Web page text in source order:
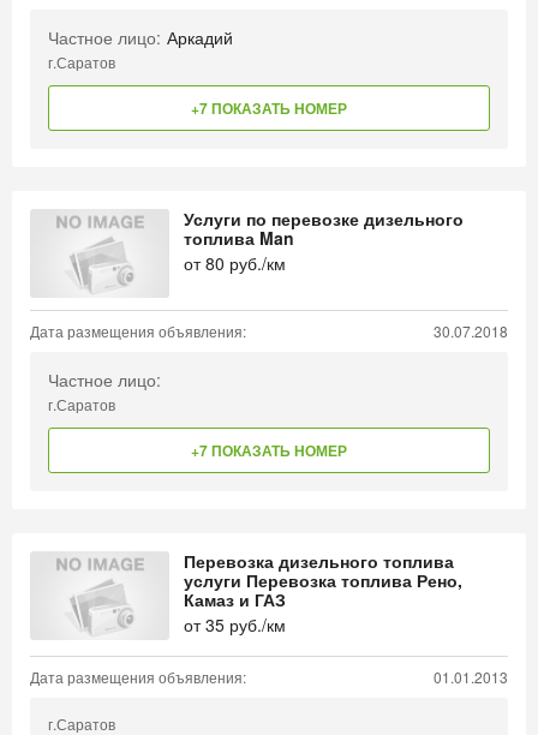
Частное лицо: Аркадий
г.Саратов
+7 ПОКАЗАТЬ НОМЕР
Услуги по перевозке дизельного
топлива Man
от80 руб./км
Дата размещения объявления: 30.07.2018
Частное лицо:
г.Саратов
+7 ПОКАЗАТЬ НОМЕР
Перевозка дизельного топлива
услуги Перевозка топлива Рено,
Камаз и ГАЗ
от35 руб./км
Дата размещения объявления: 01.01.2013
г.Саратов